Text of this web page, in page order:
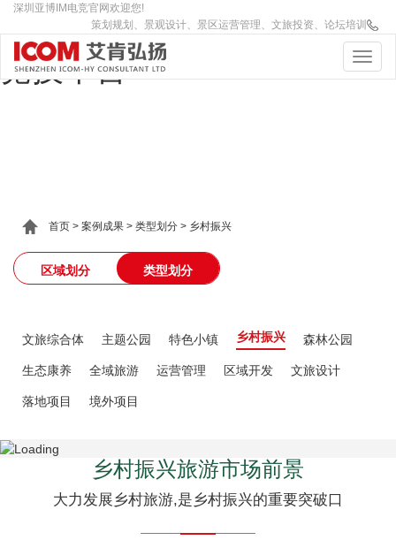
IM(股份有限公司)电竞-电子
竞技平台
深圳亚博IM电竞官网欢迎您!
策划规划、景观设计、景区运营管理、文旅投资、论坛培训
首页 > 案例成果 > 类型划分 > 乡村振兴
区域划分 类型划分
文旅综合体 主题公园 特色小镇 乡村振兴 森林公园
生态康养 全域旅游 运营管理 区域开发 文旅设计
落地项目 境外项目
乡村振兴旅游市场前景
大力发展乡村旅游,是乡村振兴的重要突破口